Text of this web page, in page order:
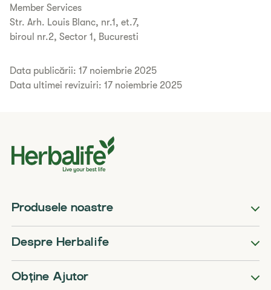
Member Services
Str. Arh. Louis Blanc, nr.1, et.7,
biroul nr.2, Sector 1, Bucuresti
Data publicării: 17 noiembrie 2025
Data ultimei revizuiri: 17 noiembrie 2025
Produsele noastre
Despre Herbalife
Obține Ajutor